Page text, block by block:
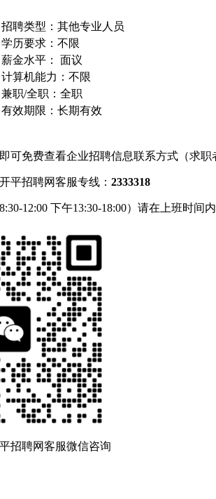
招聘类型：其他专业人员
学历要求：不限
薪金水平： 面议
计算机能力：不限
兼职/全职：全职
有效期限：长期有效
可免费查看企业招聘信息联系方式（求
平招聘网客服专线： 2333318
12:00 下午13:30-18:00）请在上班时间
招聘网客服微信咨询